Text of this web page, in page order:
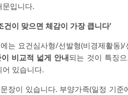
입니다.
이 맞으면 체감이 가장 큽니다’
는 요건심사형/선발형(비경제활동
비교적 넓게 안내되는 것이 특징
있습니다.
장이 있습니다. 부양가족(일정 기준